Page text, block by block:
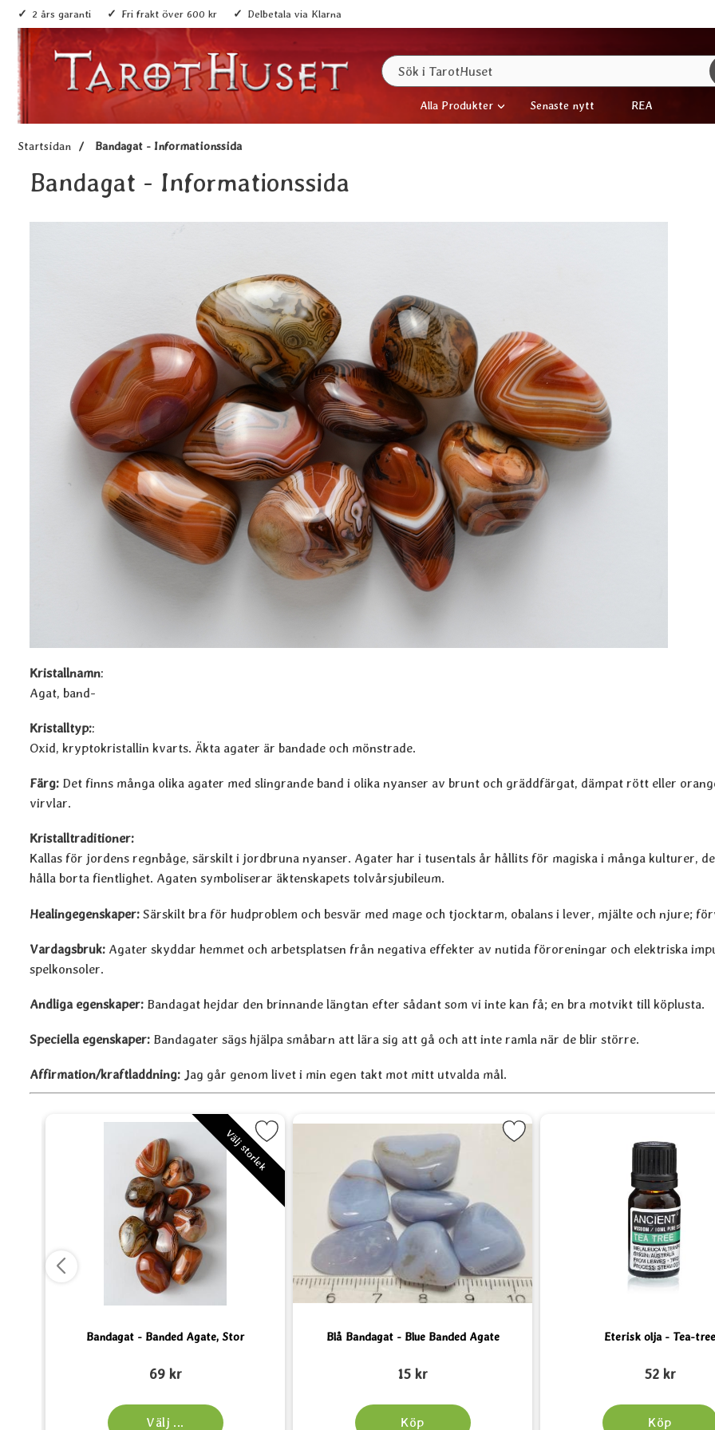
2 års garanti Fri frakt över 600 kr Delbetala via Klarna
Sök
Alla Produkter Senaste nytt REA
Startsidan Bandagat - Informationssida
Bandagat - Informationssida
Kristallnamn:
Agat, band-
Kristalltyp::
Oxid, kryptokristallin kvarts. Äkta agater är bandade och mönstrade.
Färg: Det finns många olika agater med slingrande band i olika nyanser av brunt och gräddfärgat, dämpat rött eller
virvlar.
Kristalltraditioner:
Kallas för jordens regnbåge, särskilt i jordbruna nyanser. Agater har i tusentals år hållits för magiska i många kulturer,
hålla borta fientlighet. Agaten symboliserar äktenskapets tolvårsjubileum.
Healingegenskaper: Särskilt bra för hudproblem och besvär med mage och tjocktarm, obalans i lever, mjälte och njure;
Vardagsbruk: Agater skyddar hemmet och arbetsplatsen från negativa effekter av nutida föroreningar och elektriska
spelkonsoler.
Andliga egenskaper: Bandagat hejdar den brinnande längtan efter sådant som vi inte kan få; en bra motvikt till köplusta.
Speciella egenskaper: Bandagater sägs hjälpa småbarn att lära sig att gå och att inte ramla när de blir större.
Affirmation/kraftladdning: Jag går genom livet i min egen takt mot mitt utvalda mål.
Välj storlek
Bandagat - Banded Agate, Stor
69 kr
Välj ...
Markera Bandagat - Banded Agate, Stor som favorit
Blå Bandagat - Blue Banded Agate
15 kr
Köp
Markera Blå Bandagat - Blue Banded Agate som favorit
Eterisk olja - Tea-tree
52 kr
Köp
Markera